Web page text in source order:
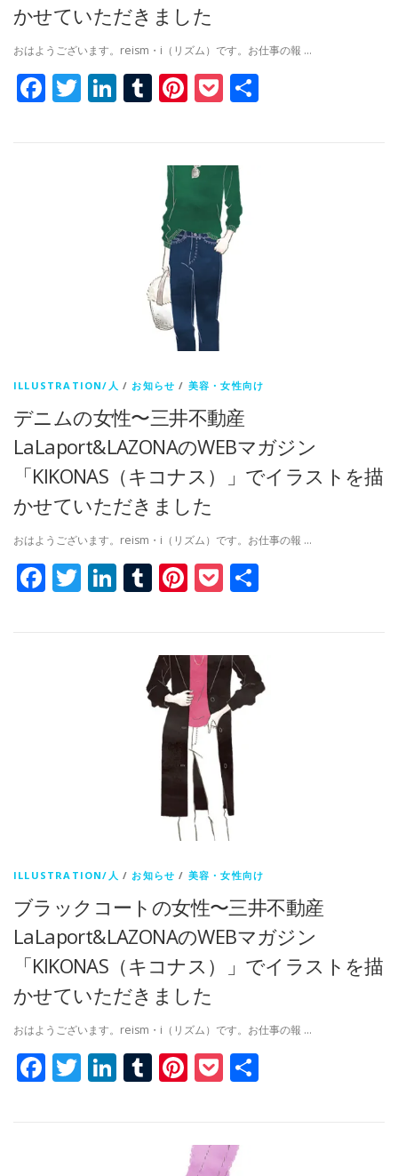
かせていただきました
おはようございます。reism・i（リズム）です。お仕事の報 …
Facebook
Twitter
LinkedIn
Tumblr
Pinterest
Pocket
ILLUSTRATION/人 /お知らせ / 美容・女性向け
デニムの女性〜三井不動産
LaLaport&LAZONAのWEBマガジン
「KIKONAS（キコナス）」でイラストを描
かせていただきました
おはようございます。reism・i（リズム）です。お仕事の報 …
Facebook
Twitter
LinkedIn
Tumblr
Pinterest
Pocket
ILLUSTRATION/人 /お知らせ / 美容・女性向け
ブラックコートの女性〜三井不動産
LaLaport&LAZONAのWEBマガジン
「KIKONAS（キコナス）」でイラストを描
かせていただきました
おはようございます。reism・i（リズム）です。お仕事の報 …
Facebook
Twitter
LinkedIn
Tumblr
Pinterest
Pocket